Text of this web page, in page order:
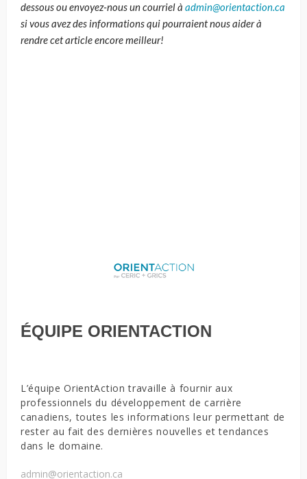
dessous ou envoyez-nous un courriel à admin@orientaction.ca
si vous avez des informations qui pourraient nous aider à
rendre cet article encore meilleur!
ÉQUIPE ORIENTACTION
L’équipe OrientAction travaille à fournir aux
professionnels du développement de carrière
canadiens, toutes les informations leur permettant de
rester au fait des dernières nouvelles et tendances
dans le domaine.
admin@orientaction.ca